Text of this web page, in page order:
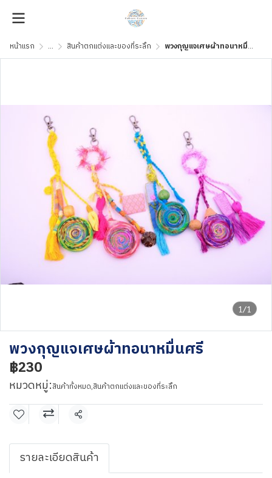
หน้าแรก ... สินค้าตกแต่งและของที่ระลึก พวงกุญแจเศษผ้าทอนาหมื่นศรี
1/1
พวงกุญแจเศษผ้าทอนาหมื่นศรี
฿230
หมวดหมู่:สินค้าทั้งหมด,สินค้าตกแต่งและของที่ระลึก
แชร์
รายละเอียดสินค้า